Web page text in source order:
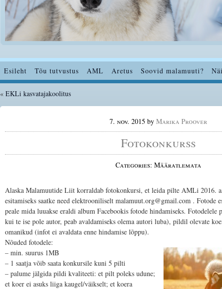
Esileht Tõu tutvustus AML Aretus Soovid malamuuti?
« EKLi kasvatajakoolitus
7. nov. 2015by Marika Proover
Fotokonkurss
Categories: Määratlemata
Alaska Malamuutide Liit korraldab fotokonkursi, et leida pilte AMLi 2016.
esitamiseks saatke need elektrooniliselt malamuut.org@gmail.com . Fotode
peale mida luuakse eraldi album Facebookis fotode hindamiseks.
kui te ise pole autor, peab avaldamiseks olema autori luba), pildil olevate
omanikud (infot ei avaldata enne hindamise lõppu).
Nõuded fotodele:
– min. suurus 1MB
– 1 saatja võib saata konkursile kuni 5 pilti
– palume jälgida pildi kvaliteeti: et pilt poleks udune;
et koer ei asuks liiga kaugel/väikselt; et koera